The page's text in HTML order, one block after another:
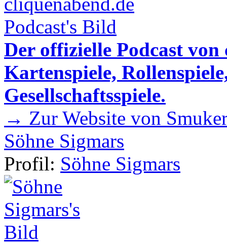
Der offizielle Podcast
Kartenspiele,
Gesellschaftsspiele.
→ Zur Website von
Söhne Sigmars
Profil: Söhne Sigmars